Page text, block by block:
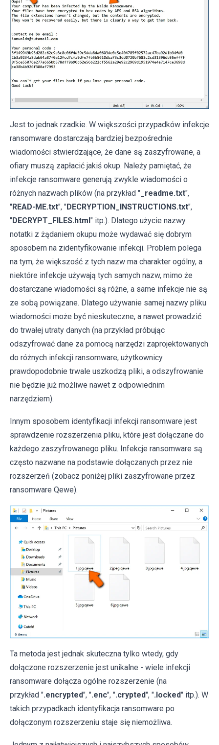
Jest to jednak rzadkie. W większości przypadków infekcje
ransomware dostarczają bardziej bezpośrednie
wiadomości stwierdzające, że dane są zaszyfrowane, a
ofiary muszą zapłacić jakiś okup. Należy pamiętać, że
infekcje ransomware generują zwykle wiadomości o
różnych nazwach plików (na przykład " _readme.txt",
"READ-ME.txt", "DECRYPTION_INSTRUCTIONS.txt",
"DECRYPT_FILES.html" itp.). Dlatego użycie nazwy
notatki z żądaniem okupu może wydawać się dobrym
sposobem na zidentyfikowanie infekcji. Problem polega
na tym, że większość z tych nazw ma charakter ogólny, a
niektóre infekcje używają tych samych nazw, mimo że
dostarczane wiadomości są różne, a same infekcje nie są
ze sobą powiązane. Dlatego używanie samej nazwy pliku
wiadomości może być nieskuteczne, a nawet prowadzić
do trwałej utraty danych (na przykład próbując
odszyfrować dane za pomocą narzędzi zaprojektowanych
do różnych infekcji ransomware, użytkownicy
prawdopodobnie trwale uszkodzą pliki, a odszyfrowanie
nie będzie już możliwe nawet z odpowiednim
narzędziem).
Innym sposobem identyfikacji infekcji ransomware jest
sprawdzenie rozszerzenia pliku, które jest dołączane do
każdego zaszyfrowanego pliku. Infekcje ransomware są
często nazwane na podstawie dołączanych przez nie
rozszerzeń (zobacz poniżej pliki zaszyfrowane przez
ransomware Qewe).
Ta metoda jest jednak skuteczna tylko wtedy, gdy
dołączone rozszerzenie jest unikalne - wiele infekcji
ransomware dołącza ogólne rozszerzenie (na
przykład ".encrypted", ".enc", ".crypted", ".locked" itp.). W
takich przypadkach identyfikacja ransomware po
dołączonym rozszerzeniu staje się niemożliwa.